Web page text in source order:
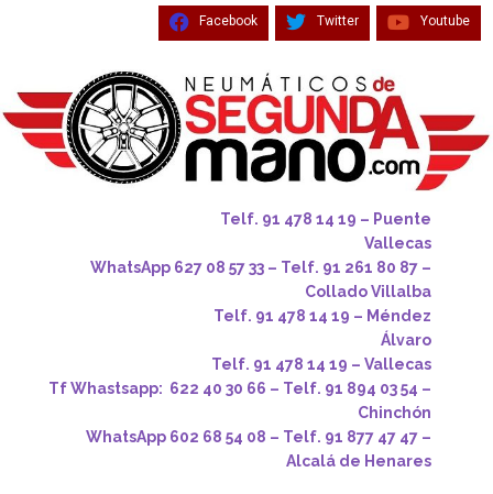
Facebook Twitter Youtube
Telf. 91 478 14 19 – Puente
Vallecas
WhatsApp 627 08 57 33 – Telf. 91 261 80 87 –
Collado Villalba
Telf. 91 478 14 19 – Méndez
Álvaro
Telf. 91 478 14 19 – Vallecas
Tf Whastsapp: 622 40 30 66 – Telf. 91 894 03 54 –
Chinchón
WhatsApp 602 68 54 08 – Telf. 91 877 47 47 –
Alcalá de Henares